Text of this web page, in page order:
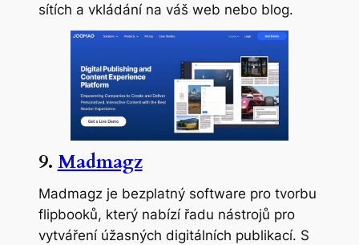
sítích a vkládání na váš web nebo blog.
9. Madmagz
Madmagz je bezplatný software pro tvorbu
flipbooků, který nabízí řadu nástrojů pro
vytváření úžasných digitálních publikací. S